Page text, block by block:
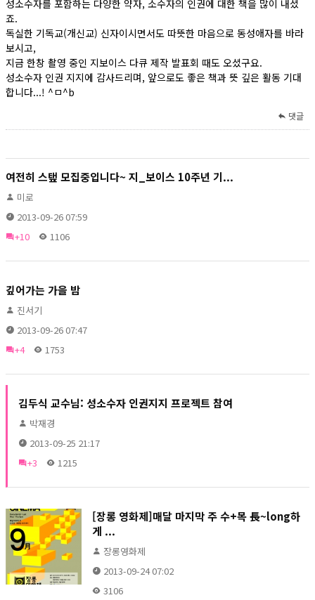
성소수자를 포함하는 다양한 약자, 소수자의 인권에 대한 책을 많이 내셨
죠.
독실한 기독교(개신교) 신자이시면서도 따뜻한 마음으로 동성애자를 바라
보시고,
지금 한창 촬영 중인 지보이스 다큐 제작 발표회 때도 오셨구요.
성소수자 인권 지지에 감사드리며, 앞으로도 좋은 책과 뜻 깊은 활동 기대
합니다...! ^ㅁ^b
댓글
여전히 스탶 모집중입니다~ 지_보이스 10주년 기...
미로
2013-09-26 07:59
+10
1106
깊어가는 가을 밤
진서기
2013-09-26 07:47
+4
1753
김두식 교수님: 성소수자 인권지지 프로젝트 참여
박재경
2013-09-25 21:17
+3
1215
[장롱 영화제]매달 마지막 주 수+목 長~long하
게 ...
장롱영화제
2013-09-24 07:02
3106